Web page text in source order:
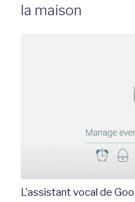
la maison
L’assistant vocal de